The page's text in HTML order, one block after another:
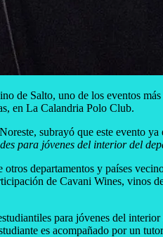
de Salto, uno de los eventos
en La Calandria Polo Club.
subrayó que este evento ya
para jóvenes del interior del
departamentos y países
de Cavani Wines, vinos
para jóvenes del
es acompañado por un